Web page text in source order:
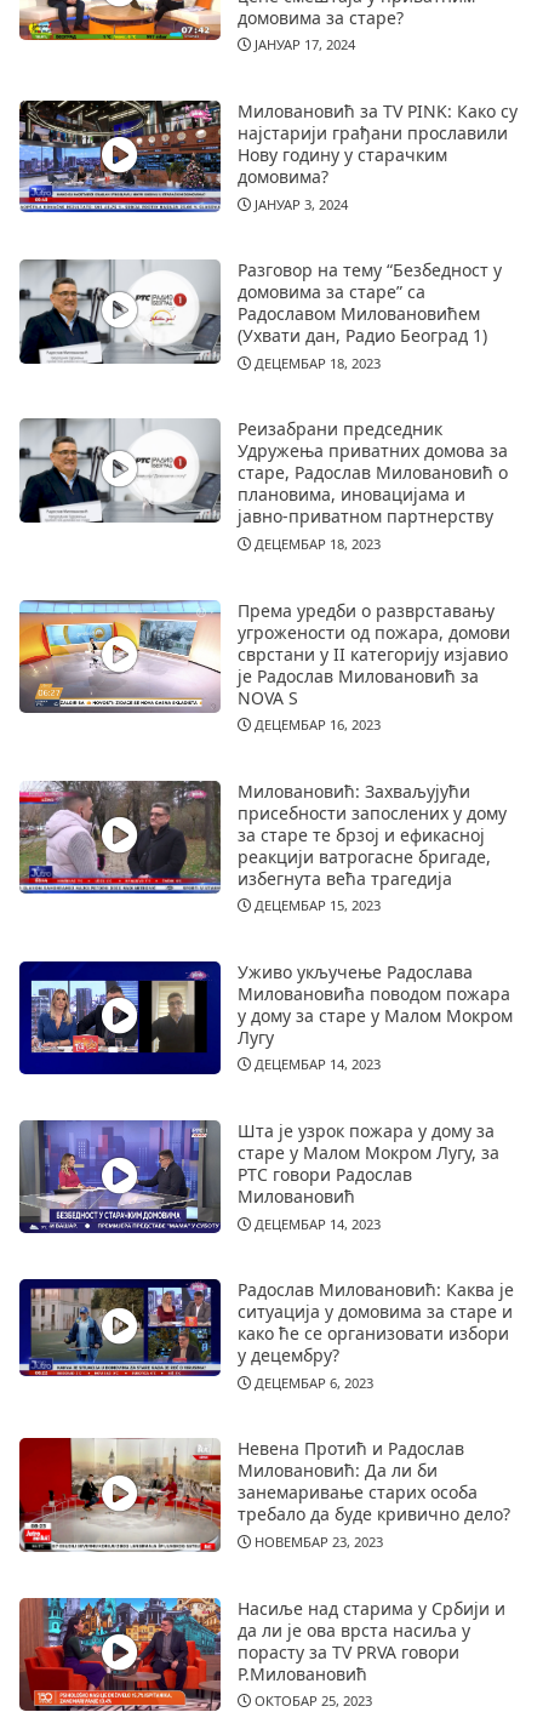
домовима за старе?
ЈАНУАР 17, 2024
Миловановић за TV PINK: Како су
најстарији грађани прославили
Нову годину у старачким
домовима?
ЈАНУАР 3, 2024
Разговор на тему “Безбедност у
домовима за старе” са
Радославом Миловановићем
(Ухвати дан, Радио Београд 1)
ДЕЦЕМБАР 18, 2023
Реизабрани председник
Удружења приватних домова за
старе, Радослав Миловановић о
плановима, иновацијама и
јавно-приватном партнерству
ДЕЦЕМБАР 18, 2023
Према уредби о разврставању
угрожености од пожара, домови
сврстани у II категорију изјавио
је Радослав Миловановић за
NOVA S
ДЕЦЕМБАР 16, 2023
Миловановић: Захваљујући
присебности запослених у дому
за старе те брзој и ефикасној
реакцији ватрогасне бригаде,
избегнута већа трагедија
ДЕЦЕМБАР 15, 2023
Уживо укључење Радослава
Миловановића поводом пожара
у дому за старе у Малом Мокром
Лугу
ДЕЦЕМБАР 14, 2023
Шта је узрок пожара у дому за
старе у Малом Мокром Лугу, за
РТС говори Радослав
Миловановић
ДЕЦЕМБАР 14, 2023
Радослав Миловановић: Каква је
ситуација у домовима за старе и
како ће се организовати избори
у децембру?
ДЕЦЕМБАР 6, 2023
Невена Протић и Радослав
Миловановић: Да ли би
занемаривање старих особа
требало да буде кривично дело?
НОВЕМБАР 23, 2023
Насиље над старима у Србији и
да ли је ова врста насиља у
порасту за TV PRVA говори
Р.Миловановић
ОКТОБАР 25, 2023